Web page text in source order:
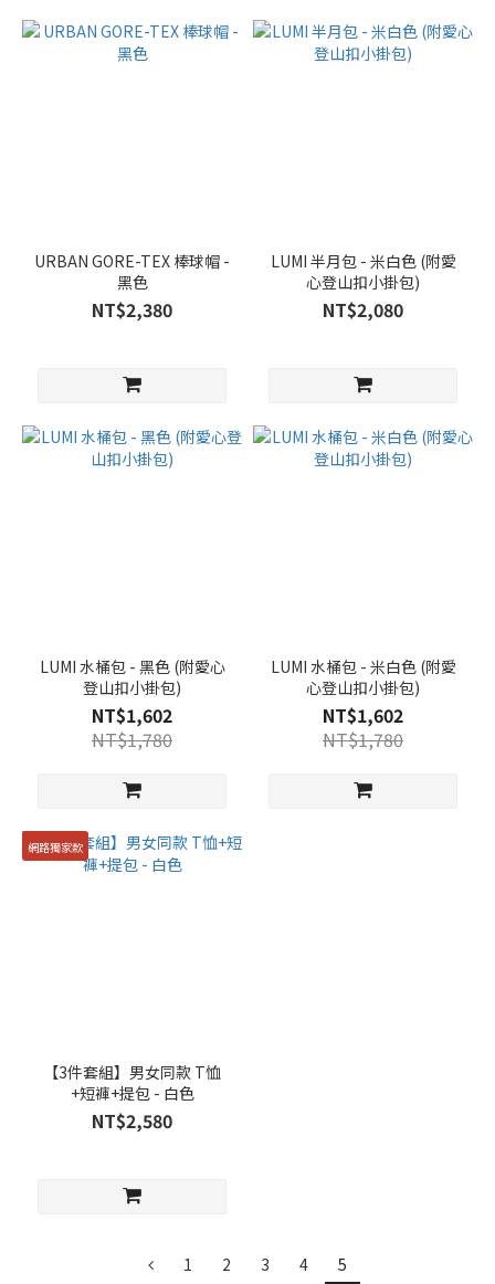
URBAN GORE-TEX 棒球帽 -
黑色
NT$2,380
LUMI 半月包 - 米白色 (附愛
心登山扣小掛包)
NT$2,080
LUMI 水桶包 - 黑色 (附愛心
登山扣小掛包)
NT$1,602
NT$1,780
LUMI 水桶包 - 米白色 (附愛
心登山扣小掛包)
NT$1,602
NT$1,780
網路獨家款
【3件套組】男女同款 T恤
+短褲+提包 - 白色
NT$2,580
1 2 3 4 5